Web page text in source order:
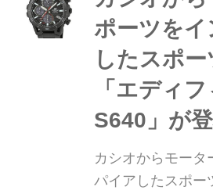
丸山淳大/写真:関野
ポーツを
したスポ
「エディ
S640」が
カシオからモータ
パイアしたスポー